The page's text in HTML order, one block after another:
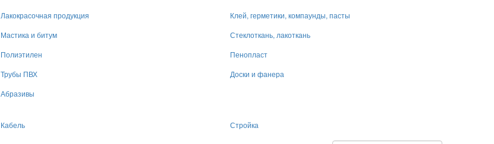
Лакокрасочная продукция
Клей, герметики, компаунды, пасты
Мастика и битум
Стеклоткань, лакоткань
Полиэтилен
Пенопласт
Трубы ПВХ
Доски и фанера
Абразивы
Кабель Стройка